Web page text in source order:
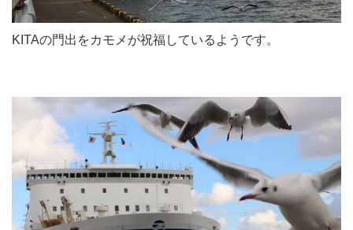
KITAの門出をカモメが祝福しているようです。